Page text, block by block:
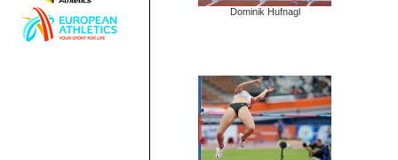
Dominik Hufnagl